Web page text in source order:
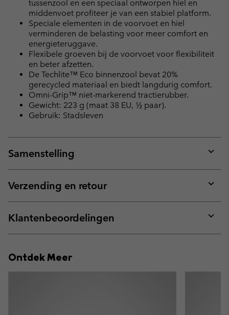
tussenzool en een speciaal ontworpen hiel en
middenvoet profiteer je van een stabiel platform.
Speciale elementen in de voorvoet en hiel
verminderen de belasting voor meer comfort en
energieteruggave.
Flexibele groeven bij de voorvoet voor flexibiliteit
en beter afzetten.
De Techlite™ Eco binnenzool bevat 20%
gerecycled materiaal en biedt langdurig comfort.
Omni-Grip™ niet-markerend tractierubber.
Gewicht: 223 g (maat 38 EU, ½ paar).
Gebruik: Stadsleven
Samenstelling
or
Verzending en retour
or
Klantenbeoordelingen
or
Ontdek Meer